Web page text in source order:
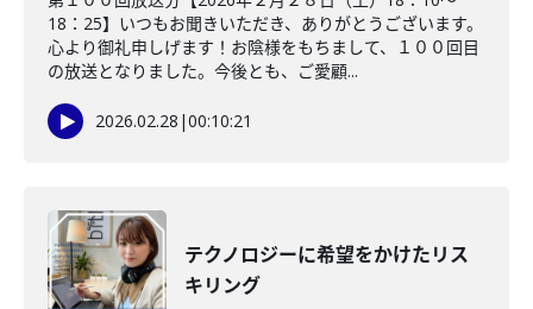
18：25】いつもお聞きいただき、ありがとうございます。
心より御礼申しげます！お陰様をもちまして、１００回目
の放送となりました。今後とも、ご愛顧...
2026.02.28 |00:10:21
テクノロジーに希望をかけたリス
キリング